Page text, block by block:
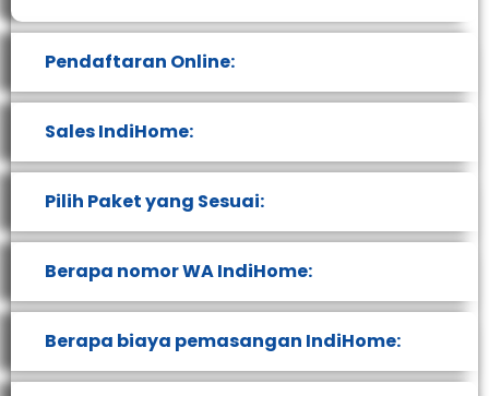
Pendaftaran Online:
Sales IndiHome:
Pilih Paket yang Sesuai:
Berapa nomor WA IndiHome:
Berapa biaya pemasangan IndiHome: